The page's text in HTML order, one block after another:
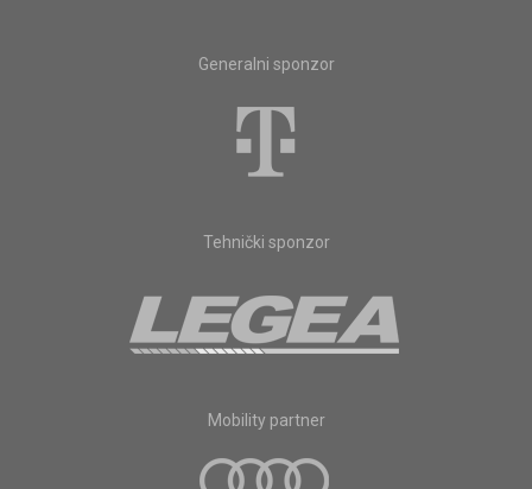
Generalni sponzor
Tehnički sponzor
Mobility partner